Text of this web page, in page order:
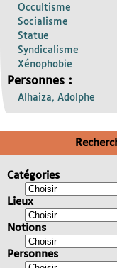
Occultisme
Socialisme
Statue
Syndicalisme
Xénophobie
Personnes :
Alhaiza, Adolphe
Catégories
Lieux
Notions
Personnes